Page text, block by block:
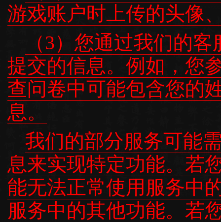
游戏账户时上传的头像
（3）您通过我们的
提交的信息。例如，您
查问卷中可能包含您的
息。
我们的部分服务可能
息来实现特定功能。若
能无法正常使用服务中
服务中的其他功能。若